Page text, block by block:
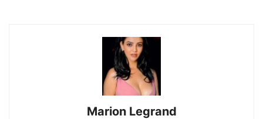
Marion Legrand